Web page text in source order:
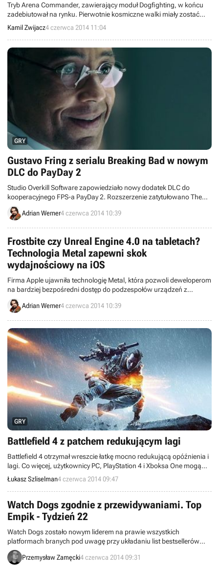
Tryb Arena Commander, zawierający moduł Dogfighting, w końcu
zadebiutował na rynku. Pierwotnie kosmiczne walki miały zostać
udostępnione graczom w grudniu 2013 roku, później w kwietniu
bieżącego roku, a następnie w maju, jednak nic z tego nie
wychodziło, aż do dzisiaj. Twórcom nareszcie udało się
wyeliminować blokujące wydanie błędy i oddać w ręce graczy build
oznaczony numerem 0.8.
Kamil Zwijacz4 czerwca 2014 11:04
GRY
Gustavo Fring z serialu Breaking Bad w nowym
DLC do PayDay 2
Studio Overkill Software zapowiedziało nowy dodatek DLC do
kooperacyjnego FPS-a PayDay 2. Rozszerzenie zatytułowano The
Big Bank Heist i poza tytułowym napadem na bank wprowadzi
również system planowania skoku przed rozpoczęciem misji oraz
Adrian Werner4 czerwca 2014 10:39
Frostbite czy Unreal Engine 4.0 na tabletach?
Technologia Metal zapewni skok
wydajnościowy na iOS
Firma Apple ujawniła technologię Metal, która pozwoli deweloperom
na bardziej bezpośredni dostęp do podzespołów urządzeń z
systemem iOS i tym samym wydatnie zwiększy wydajność w grach.
Adrian Werner4 czerwca 2014 10:39
GRY
Battlefield 4 z patchem redukującym lagi
Battlefield 4 otrzymał wreszcie łatkę mocno redukującą opóźnienia i
lagi. Co więcej, użytkownicy PC, PlayStation 4 i Xboksa One mogą
jeszcze bardziej upłynnić rozgrywkę, włączając opcję zwaną High
Frequency Network Update.
Łukasz Szliselman4 czerwca 2014 09:47
Watch Dogs zgodnie z przewidywaniami. Top
Empik - Tydzień 22
Watch Dogs zostało nowym liderem na prawie wszystkich
platformach branych pod uwagę przy układaniu list bestsellerów
sieci salonów Empik. Dane zostały zebrane ze 196 placówek.
Zapraszamy do zapoznania się z pozostałymi tytułami kupowanymi
Przemysław Zamęcki4 czerwca 2014 09:31